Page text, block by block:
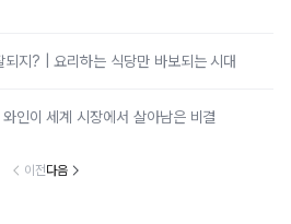
지? | 요리하는 식당만 바보되는 시대
인이 세계 시장에서 살아남은 비결
이전다음